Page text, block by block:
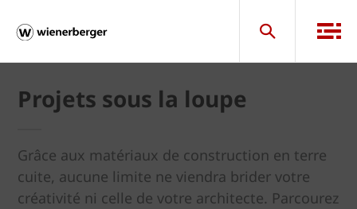
Projets sous la loupe
Grâce aux matériaux de construction en terre
cuite, aucune limite ne viendra brider votre
créativité ni celle de votre architecte. Parcourez